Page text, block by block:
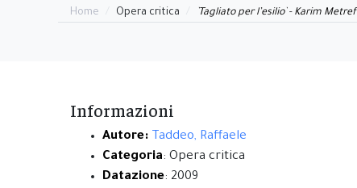
Home Opera critica `Tagliato per l’esilio` - Karim Metref
Informazioni
Autore: Taddeo, Raffaele
Categoria: Opera critica
Datazione: 2009